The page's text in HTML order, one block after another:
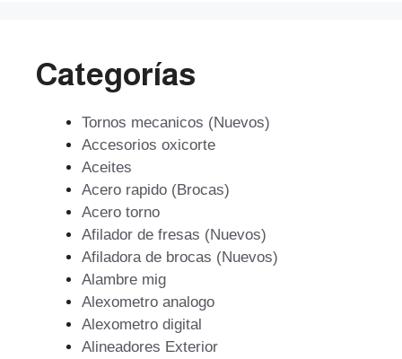
Categorías
Tornos mecanicos (Nuevos)
Accesorios oxicorte
Aceites
Acero rapido (Brocas)
Acero torno
Afilador de fresas (Nuevos)
Afiladora de brocas (Nuevos)
Alambre mig
Alexometro analogo
Alexometro digital
Alineadores Exterior